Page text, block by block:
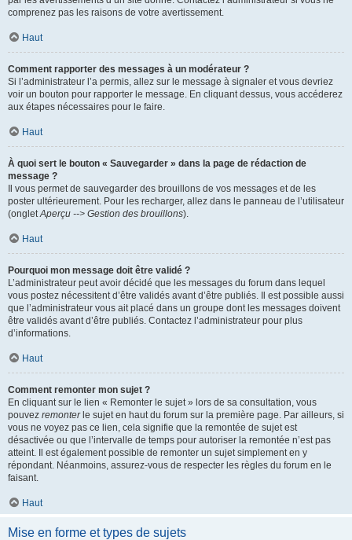
comprenez pas les raisons de votre avertissement.
Haut
Comment rapporter des messages à un modérateur ?
Si l’administrateur l’a permis, allez sur le message à signaler et vous devriez
voir un bouton pour rapporter le message. En cliquant dessus, vous accéderez
aux étapes nécessaires pour le faire.
Haut
À quoi sert le bouton « Sauvegarder » dans la page de rédaction de
message ?
Il vous permet de sauvegarder des brouillons de vos messages et de les
poster ultérieurement. Pour les recharger, allez dans le panneau de l’utilisateur
(ongletAperçu --> Gestion des brouillons).
Haut
Pourquoi mon message doit être validé ?
L’administrateur peut avoir décidé que les messages du forum dans lequel
vous postez nécessitent d’être validés avant d’être publiés. Il est possible aussi
que l’administrateur vous ait placé dans un groupe dont les messages doivent
être validés avant d’être publiés. Contactez l’administrateur pour plus
d’informations.
Haut
Comment remonter mon sujet ?
En cliquant sur le lien « Remonter le sujet » lors de sa consultation, vous
pouvez remonterle sujet en haut du forum sur la première page. Par ailleurs, si
vous ne voyez pas ce lien, cela signifie que la remontée de sujet est
désactivée ou que l’intervalle de temps pour autoriser la remontée n’est pas
atteint. Il est également possible de remonter un sujet simplement en y
répondant. Néanmoins, assurez-vous de respecter les règles du forum en le
faisant.
Haut
Mise en forme et types de sujets